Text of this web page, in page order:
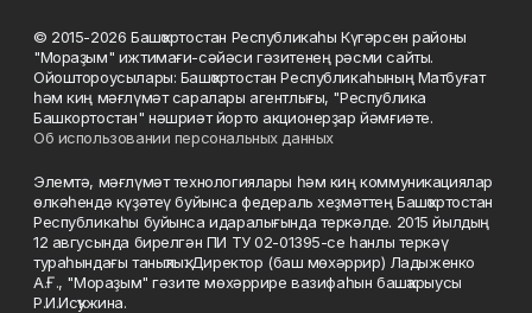
© 2015-2026 Башҡортостан Республикаһы Күгәрсен районы
"Мораҙым" ижтимағи-сәйәси гәзитенең рәсми сайты.
Ойоштороусылары: Башҡортостан Республикаһының Матбуғат
һәм киң мәғлүмәт саралары агентлығы, "Республика
Башкортостан" нәшриәт йорто акционерҙар йәмғиәте.
Об использовании персональных данных
Элемтә, мәғлүмәт технологиялары һәм киң коммуникациялар
өлкәһендә күҙәтеү буйынса федераль хеҙмәттең Башҡортостан
Республикаһы буйынса идаралығында теркәлде. 2015 йылдың
12 авгусында бирелгән ПИ ТУ 02-01395-се һанлы теркәү
тураһындағы таныҡлыҡ. Директор (баш мөхәррир) Ладыженко
А.Ғ., "Мораҙым" гәзите мөхәррире вазифаһын башҡарыусы
Р.И.Исҡужина.